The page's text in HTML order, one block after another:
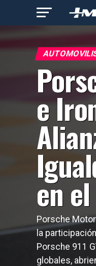
e
en
Porsche
la
Porsche 911
globales,